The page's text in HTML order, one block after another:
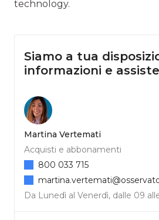
technology.
Siamo a tua
informazioni e
Martina Vertemati
Acquisti e abbonamenti
Da Lunedì al Venerdì, dalle 09
800 033 715